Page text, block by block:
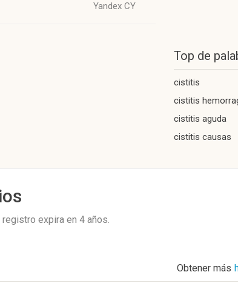
Yandex CY
Top de
cistitis
cistitis
cistitis aguda
cistitis causas
expira en 4 años.
Obtener más